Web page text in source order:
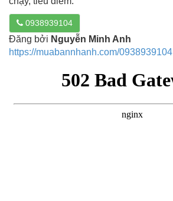
0938939104
Đăng bởi Nguyễn Minh Anh
https://muabannhanh.com/0938939104